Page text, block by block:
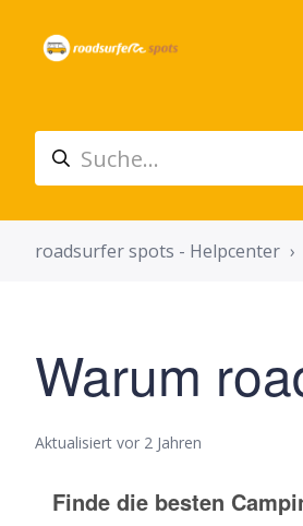
roadsurfer spots - Helpcenter
Warum
Aktualisiert vor 2 Jahren
Finde die besten